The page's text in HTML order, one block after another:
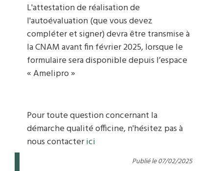
L'attestation de réalisation de
l'autoévaluation (que vous devez
compléter et signer) devra être transmise à
la CNAM avant fin février 2025, lorsque le
formulaire sera disponible depuis l’espace
« Amelipro »
Pour toute question concernant la
démarche qualité officine, n'hésitez pas à
nous contacterici
Publié le 07/02/2025